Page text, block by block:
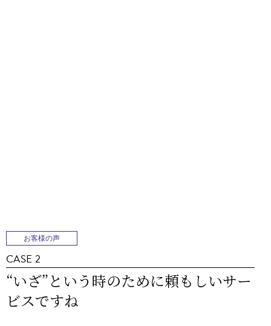
お客様の声
CASE 2
“いざ”という時のために頼もしいサー
ビスですね